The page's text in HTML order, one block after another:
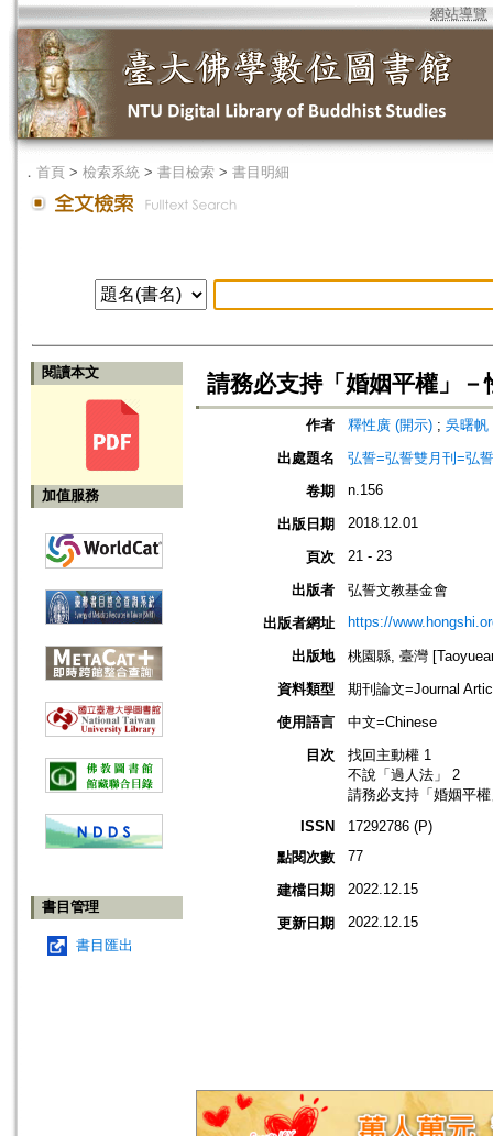
網站導覽
． 首頁 > 檢索系統 > 書目檢索 > 書目明細
閱讀本文
加值服務
書目管理
書目匯出
請務必支持「婚姻平權」
作者 釋性廣 (開示) ; 吳曙帆
出處題名
弘誓=弘誓雙月刊=弘
卷期
n.156
出版日期 2018.12.01
頁次 21 - 23
出版者
弘誓文教基金會
出版者網址
https://
出版地
桃園縣, 臺灣
資料類型
期刊論文=Journal
使用語言
中文=Chinese
目次
找回主動權 1
不說「過人法」 2
請務必支持「婚姻平
ISSN
17292786 (P)
點閱次數
77
建檔日期 2022.12.15
更新日期 2022.12.15